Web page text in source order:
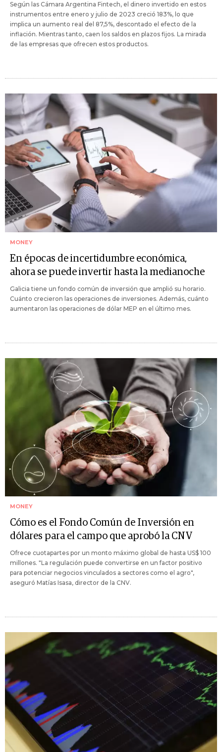
Según las Cámara Argentina Fintech, el dinero invertido en estos
instrumentos entre enero y julio de 2023 creció 183%, lo que
implica un aumento real del 87,5%, descontado el efecto de la
inflación. Mientras tanto, caen los saldos en plazos fijos. La mirada
de las empresas que ofrecen estos productos.
MONEY
En épocas de incertidumbre económica,
ahora se puede invertir hasta la medianoche
Galicia tiene un fondo común de inversión que amplió su horario.
Cuánto crecieron las operaciones de inversiones. Además, cuánto
aumentaron las operaciones de dólar MEP en el último mes.
MONEY
Cómo es el Fondo Común de Inversión en
dólares para el campo que aprobó la CNV
Ofrece cuotapartes por un monto máximo global de hasta US$ 100
millones. "La regulación puede convertirse en un factor positivo
para potenciar negocios vinculados a sectores como el agro",
aseguró Matías Isasa, director de la CNV.